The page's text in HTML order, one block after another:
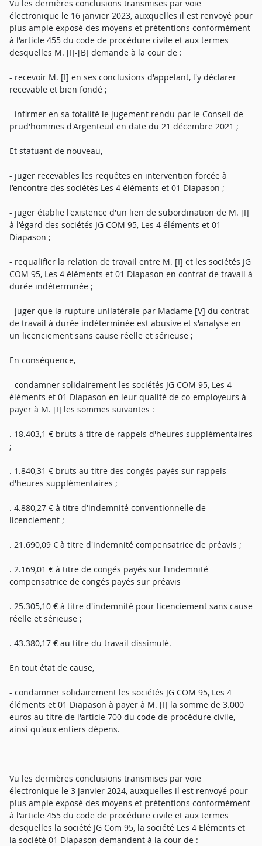
Vu les dernières conclusions transmises par voie
électronique le 16 janvier 2023, auxquelles il est renvoyé pour
plus ample exposé des moyens et prétentions conformément
à l'article 455 du code de procédure civile et aux termes
desquelles M. [I]-[B] demande à la cour de :
- recevoir M. [I] en ses conclusions d'appelant, l'y déclarer
recevable et bien fondé ;
- infirmer en sa totalité le jugement rendu par le Conseil de
prud'hommes d'Argenteuil en date du 21 décembre 2021 ;
Et statuant de nouveau,
- juger recevables les requêtes en intervention forcée à
l'encontre des sociétés Les 4 éléments et 01 Diapason ;
- juger établie l'existence d'un lien de subordination de M. [I]
à l'égard des sociétés JG COM 95, Les 4 éléments et 01
Diapason ;
- requalifier la relation de travail entre M. [I] et les sociétés JG
COM 95, Les 4 éléments et 01 Diapason en contrat de travail à
durée indéterminée ;
- juger que la rupture unilatérale par Madame [V] du contrat
de travail à durée indéterminée est abusive et s'analyse en
un licenciement sans cause réelle et sérieuse ;
En conséquence,
- condamner solidairement les sociétés JG COM 95, Les 4
éléments et 01 Diapason en leur qualité de co-employeurs à
payer à M. [I] les sommes suivantes :
. 18.403,1 € bruts à titre de rappels d'heures supplémentaires
;
. 1.840,31 € bruts au titre des congés payés sur rappels
d'heures supplémentaires ;
. 4.880,27 € à titre d'indemnité conventionnelle de
licenciement ;
. 21.690,09 € à titre d'indemnité compensatrice de préavis ;
. 2.169,01 € à titre de congés payés sur l'indemnité
compensatrice de congés payés sur préavis
. 25.305,10 € à titre d'indemnité pour licenciement sans cause
réelle et sérieuse ;
. 43.380,17 € au titre du travail dissimulé.
En tout état de cause,
- condamner solidairement les sociétés JG COM 95, Les 4
éléments et 01 Diapason à payer à M. [I] la somme de 3.000
euros au titre de l'article 700 du code de procédure civile,
ainsi qu'aux entiers dépens.
Vu les dernières conclusions transmises par voie
électronique le 3 janvier 2024, auxquelles il est renvoyé pour
plus ample exposé des moyens et prétentions conformément
à l'article 455 du code de procédure civile et aux termes
desquelles la société JG Com 95, la société Les 4 Eléments et
la société 01 Diapason demandent à la cour de :